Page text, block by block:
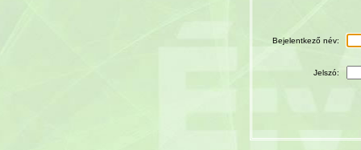
Bejelentkező név:
Jelszó: